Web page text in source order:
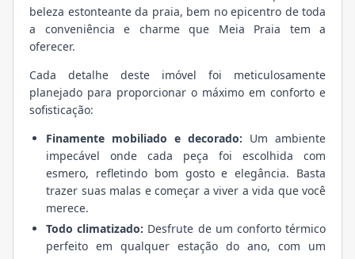
beleza estonteante da praia, bem no epicentro de toda
a conveniência e charme que Meia Praia tem a
oferecer.
Cada detalhe deste imóvel foi meticulosamente
planejado para proporcionar o máximo em conforto e
sofisticação:
Finamente mobiliado e decorado: Um ambiente
impecável onde cada peça foi escolhida com
esmero, refletindo bom gosto e elegância. Basta
trazer suas malas e começar a viver a vida que você
merece.
Todo climatizado: Desfrute de um conforto térmico
perfeito em qualquer estação do ano, com um